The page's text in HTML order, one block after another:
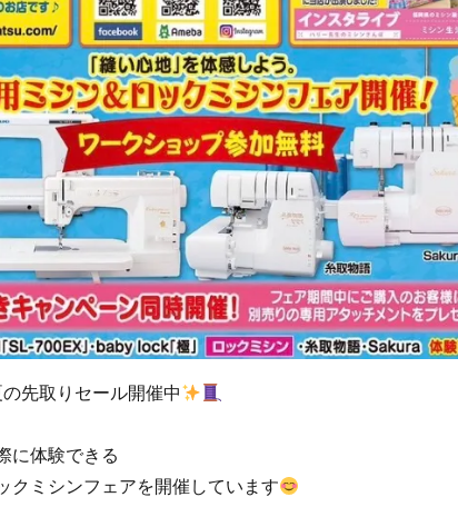
先取りセール開催中
に体験できる
クミシンフェアを開催しています